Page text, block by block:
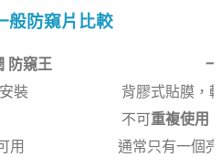
般防窺片比較
防窺王
裝
背膠式貼膜，
不可重複使用
用
通常只有一個